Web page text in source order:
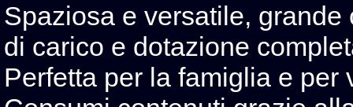
Spaziosa e versatile, grande
di carico e dotazione
Perfetta per la famiglia e per